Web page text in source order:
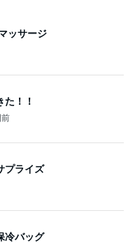
ッサージ
！！
プライズ
冷バッグ